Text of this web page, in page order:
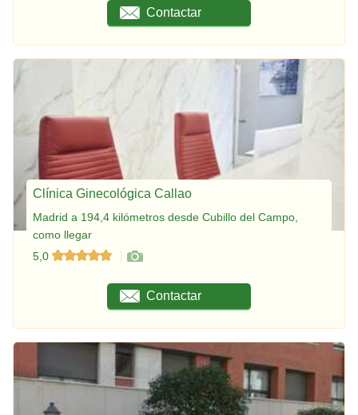
Contactar
Clínica Ginecológica Callao
Madrid a 194,4 kilómetros desde Cubillo del Campo,
como llegar
5,0
Contactar